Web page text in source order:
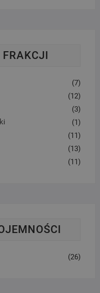
FRAKCJI
(7)
(12)
(3)
(1)
(11)
(13)
(11)
(26)